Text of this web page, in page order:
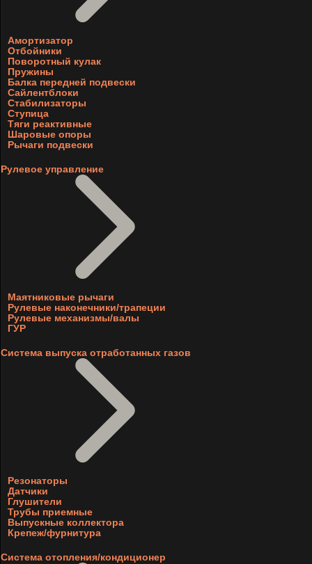
Амортизатор
Отбойники
Поворотный кулак
Пружины
Балка передней подвески
Сайлентблоки
Стабилизаторы
Ступица
Тяги реактивные
Шаровые опоры
Рычаги подвески
Рулевое управление
Маятниковые рычаги
Рулевые наконечники/трапеции
Рулевые механизмы/валы
ГУР
Система выпуска отработанных газов
Резонаторы
Датчики
Глушители
Трубы приемные
Выпускные коллектора
Крепеж/фурнитура
Система отопления/кондиционер